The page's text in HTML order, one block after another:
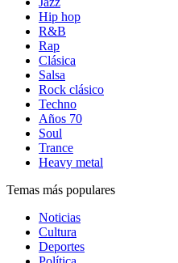
Hip hop
R&B
Rap
Clásica
Salsa
Rock clásico
Techno
Años 70
Soul
Trance
Heavy metal
Temas más populares
Noticias
Cultura
Deportes